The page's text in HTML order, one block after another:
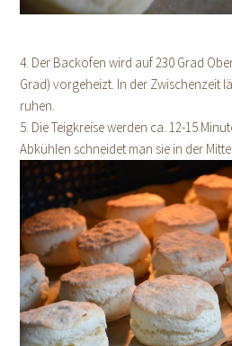
4. Der Backofen wird auf 230 Grad
Grad) vorgeheizt. In der Zwischenzeit
ruhen.
5. Die Teigkreise werden ca. 12-15
Abkühlen schneidet man sie in der